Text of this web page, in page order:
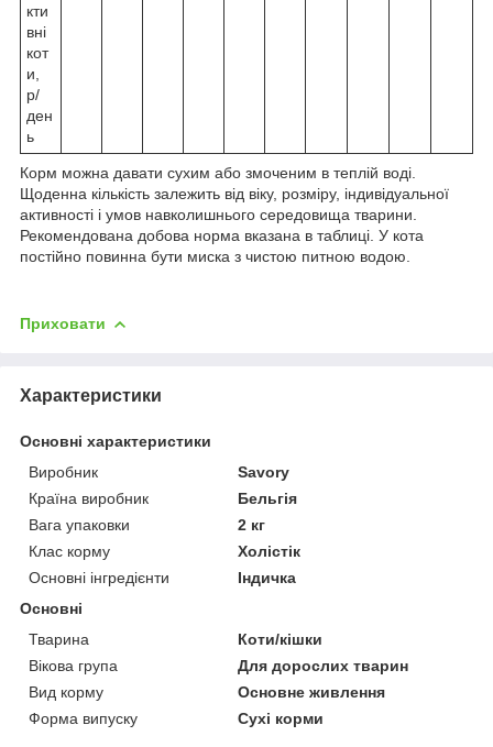
кти
вні
кот
и,
р/
ден
ь
Корм можна давати сухим або змоченим в теплій воді.
Щоденна кількість залежить від віку, розміру, індивідуальної
активності і умов навколишнього середовища тварини.
Рекомендована добова норма вказана в таблиці. У кота
постійно повинна бути миска з чистою питною водою.
Приховати
Характеристики
Основні характеристики
Виробник
Savory
Країна виробник
Бельгія
Вага упаковки
2 кг
Клас корму
Холістік
Основні інгредієнти
Індичка
Основні
Тварина
Коти/кішки
Вікова група
Для дорослих тварин
Вид корму
Основне живлення
Форма випуску
Сухі корми